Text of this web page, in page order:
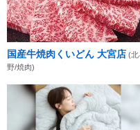
国産牛焼肉くいどん 大宮店 (北
野/焼肉)